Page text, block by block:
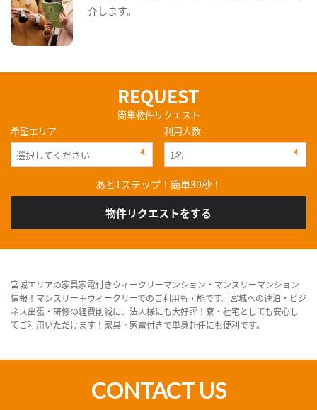
介します。
REQUEST
簡単物件リクエスト
希望エリア
利用人数
あと1ステップ！簡単30秒！
物件リクエストをする
宮城エリアの家具家電付きウィークリーマンション・マンスリーマンション
情報！マンスリー＋ウィークリーでのご利用も可能です。宮城への連泊・ビジ
ネス出張・研修の経費削減に、法人様にも大好評！寮・社宅としても安心し
てご利用いただけます！家具・家電付きで単身赴任にも便利です。
CONTACT US